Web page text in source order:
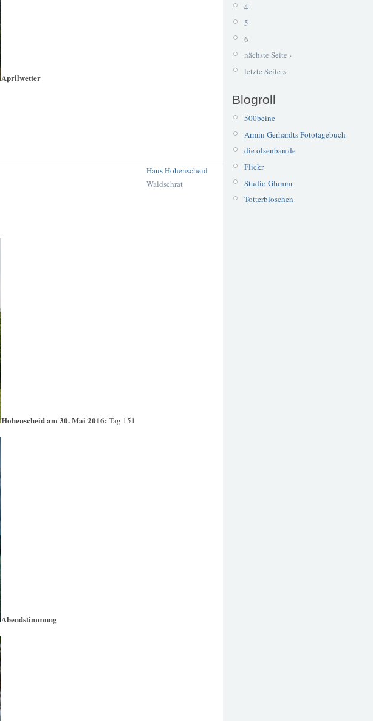
Aprilwetter
Haus Hohenscheid
Waldschrat
Hohenscheid am 30. Mai 2016: Tag 151
Abendstimmung
4
5
6
nächste Seite ›
letzte Seite »
Blogroll
500beine
Armin Gerhardts Fototagebuch
die olsenban.de
Flickr
Studio Glumm
Totterbloschen